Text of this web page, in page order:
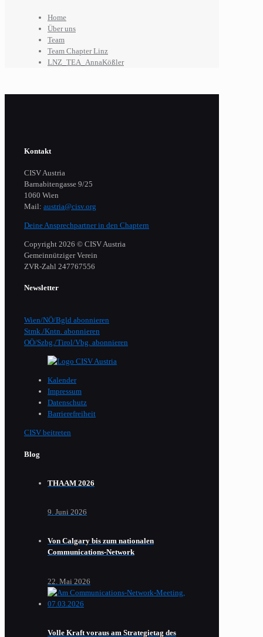
Home
Über uns
Team
Team Chapter Linz
LNZ_TEA_AnnaKößler
Kontakt
CISV Austria
Barnabitengasse 9/25
1060 Wien
Mail: austria@cisv.org
Deine Ansprechpartner in den Chaptern
Copyright 2026 © CISV Austria
Gemeinnütziger Verein
​ZVR-Zahl 247767556
Newsletter
Wien/NÖ/Bgld abonnieren
Stmk./Kntn. abonnieren
OÖ/Szbg./Tirol/Vbg. abonnieren
Kalender
Impressum
Datenschutz
Barrierefreiheit
CISV beitreten
Blog
THAAM 2026
9. Juni 2026
Von Calgary bis zum nationalen
Communications-Network
22. Mai 2026
Volle Kraft voraus am Strategietag des